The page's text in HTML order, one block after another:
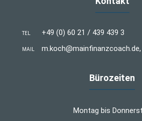
TEL +49 (0) 60 21 / 439 439 3
MAIL
Bürozeiten
Montag bis